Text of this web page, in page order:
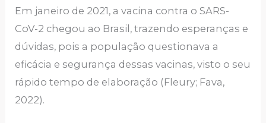
Em janeiro de 2021, a vacina contra o SARS-
CoV-2 chegou ao Brasil, trazendo esperanças e
dúvidas, pois a população questionava a
eficácia e segurança dessas vacinas, visto o seu
rápido tempo de elaboração (Fleury; Fava,
2022).